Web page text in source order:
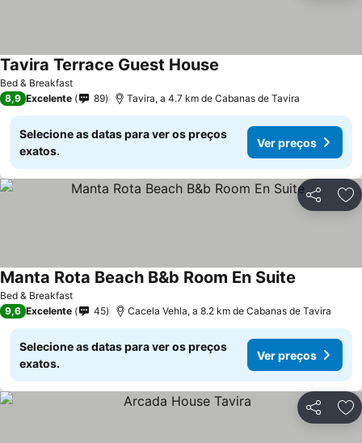
Bed & Breakfast
Tavira Terrace Guest House
8,9 Excelente 89 Tavira, a 4.7 km de Cabanas de Tavira
Selecione as datas para ver os preços
exatos.
Ver preços
Partilhar
Bed & Breakfast
Manta Rota Beach B&b Room En Suite
9,6 Excelente 45 Cacela Vehla, a 8.2 km de Cabanas de Tavira
Selecione as datas para ver os preços
exatos.
Ver preços
Partilhar